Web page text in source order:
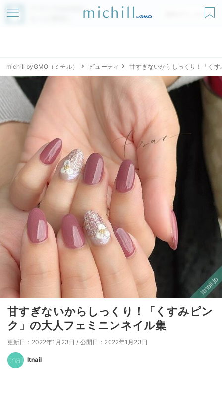
アプリでmichillが
無料ダウンロード
michill byGMO（ミチル） ビューティ 甘すぎないからしっくり！「く
甘すぎないからしっくり！「くすみピン
ク」の大人フェミニンネイル集
更新日：2022年1月23日 / 公開日：2022年1月23日
Itnail